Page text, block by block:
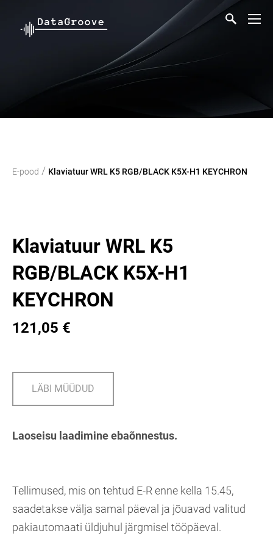
E-pood / Klaviatuur WRL K5 RGB/BLACK K5X-H1 KEYCHRON
Klaviatuur WRL K5
RGB/BLACK K5X-H1
KEYCHRON
121,05 €
LÄBI MÜÜDUD
Laoseisu laadimine ebaõnnestus.
Tellimused, mis on tehtud E-R enne kella 15.45,
saadetakse välja samal päeval ja jõuavad valitud
pakiautomaati üldjuhul järgmisel tööpäeval.